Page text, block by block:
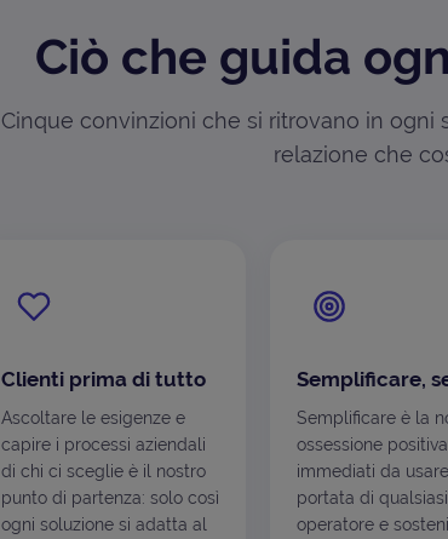
Ciò che guida
Cinque convinzioni che si ritrovano in
relazione che
Clienti prima di tutto
Ascoltare le esigenze e
capire i processi aziendali
di chi ci sceglie è il nostro
punto di partenza: solo così
ogni soluzione si adatta al
Semplificare,
Semplificare è la
ossessione
immediati da
portata di qualsiasi
operatore e